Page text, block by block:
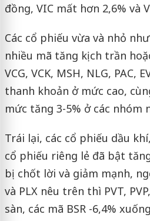
đồng, VIC mất hơn 2,6% và
Các cổ phiếu vừa và nhỏ
nhiều mã tăng kịch trần
VCG, VCK, MSH, NLG, PAC,
thanh khoản ở mức cao,
mức tăng 3-5% ở các nhóm
Trái lại, các cổ phiếu dầu
cổ phiếu riêng lẻ đã bật
bị chốt lời và giảm mạnh,
và PLX nêu trên thì PVT,
sàn, các mã BSR -6,4%